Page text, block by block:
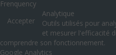
Frenquency
Accepter
Analytique
Outils utilisés pour
et mesurer l'efficacité
comprendre son fonctionnement.
Google Analytics